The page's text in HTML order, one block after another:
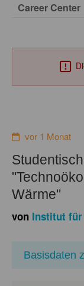
Career Center
vor 1 Monat
Wärme"
von Institut
Basisdaten